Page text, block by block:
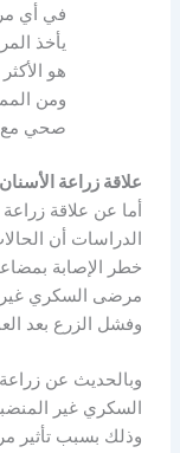
في أي
يأخذ
هو
ومن
صحي مع
علاقة زراعة
أما عن علاقة
الدراسات أن
خطر الإصابة
مرضى السكري غير
وفشل الزرع بعد
وبالحديث عن
السكري غير
وذلك بسبب تأثير